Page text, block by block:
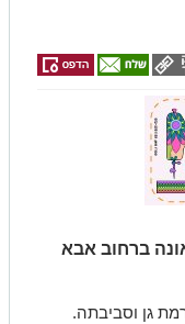
ברחוב אבא
גן וסביבתה.